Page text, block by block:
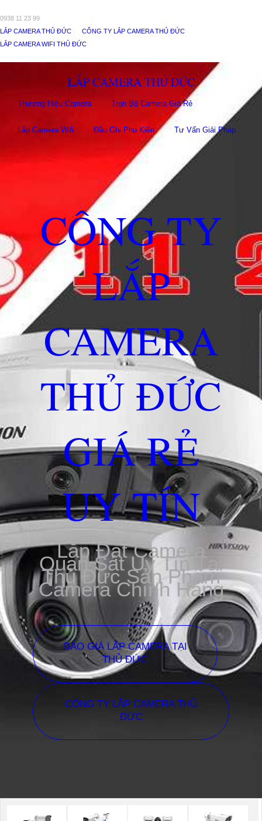
0938 11 23 99
LẮP CAMERA THỦ ĐỨC
CÔNG TY LẮP CAMERA THỦ ĐỨC
LẮP CAMERA WIFI THỦ ĐỨC
LẮP CAMERA THỦ ĐỨC
Thương Hiệu Camera Trọn Bộ Camera Giá Rẻ
Lắp Camera Wifi Đầu Ghi Phụ Kiên Tư Vấn Giải Pháp
CÔNG TY
LẮP
CAMERA
THỦ ĐỨC
GIÁ RẺ
UY TÍN
Lắp Đặt Camera
Quan Sát Uy Tín Tại
Thủ Đức Sản Phẩm
Camera Chính Hãng
BÁO GIÁ LẮP CAMERA TẠI
THỦ ĐỨC
CÔNG TY LẮP CAMERA THỦ
ĐỨC